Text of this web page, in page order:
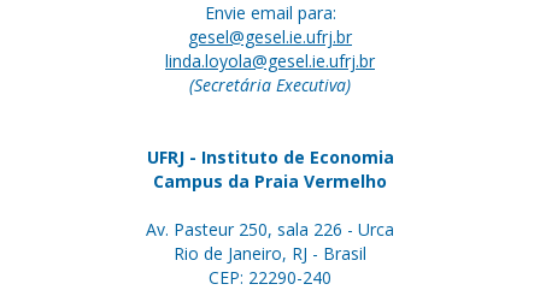
Envie email para:
gesel@gesel.ie.ufrj.br
linda.loyola@gesel.ie.ufrj.br
(Secretária Executiva)
UFRJ - Instituto de Economia
Campus da Praia Vermelho
Av. Pasteur 250, sala 226 - Urca
Rio de Janeiro, RJ - Brasil
CEP: 22290-240